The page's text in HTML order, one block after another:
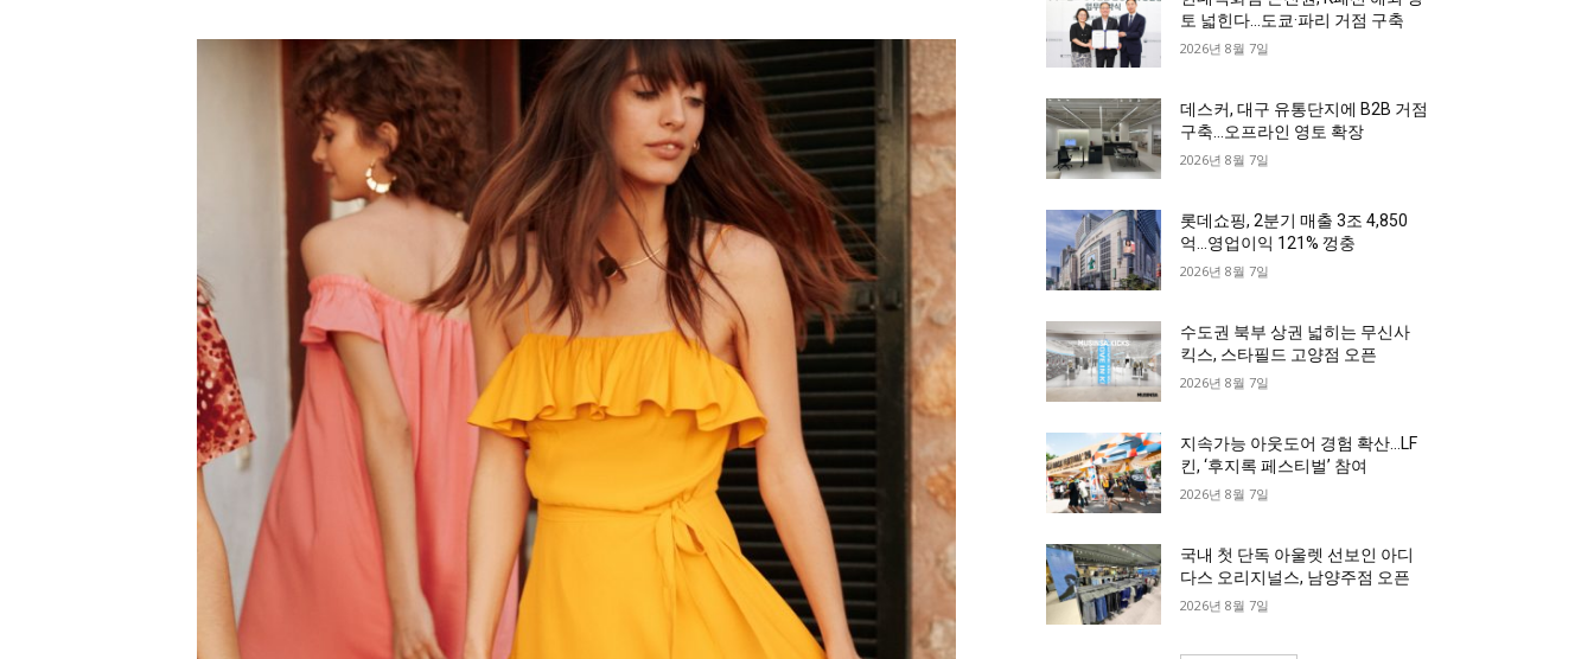
토 넓힌다…도쿄·파리 거점 구축
2026년 8월 7일
데스커, 대구 유통단지에 B2B 거점
구축…오프라인 영토 확장
2026년 8월 7일
롯데쇼핑, 2분기 매출 3조 4,850
억…영업이익 121% 껑충
2026년 8월 7일
수도권 북부 상권 넓히는 무신사
킥스, 스타필드 고양점 오픈
2026년 8월 7일
지속가능 아웃도어 경험 확산…LF
킨, ‘후지록 페스티벌’ 참여
2026년 8월 7일
국내 첫 단독 아울렛 선보인 아디
다스 오리지널스, 남양주점 오픈
2026년 8월 7일